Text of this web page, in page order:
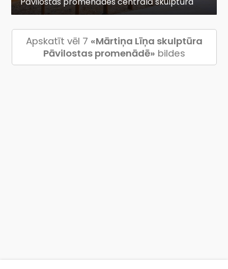
Apskatīt vēl 7 «Mārtiņa Līņa skulptūra
Pāvilostas promenādē» bildes